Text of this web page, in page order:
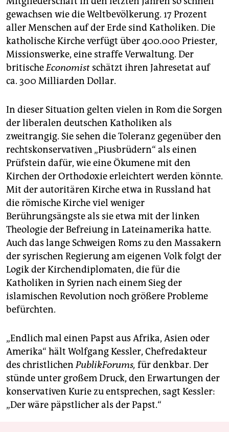
gewachsen wie die Weltbevölkerung. 17 Prozent
aller Menschen auf der Erde sind Katholiken. Die
katholische Kirche verfügt über 400.000 Priester,
Missionswerke, eine straffe Verwaltung. Der
britischeEconomist schätzt ihren Jahresetat auf
ca. 300 Milliarden Dollar.
In dieser Situation gelten vielen in Rom die Sorgen
der liberalen deutschen Katholiken als
zweitrangig. Sie sehen die Toleranz gegenüber den
rechtskonservativen „Piusbrüdern“ als einen
Prüfstein dafür, wie eine Ökumene mit den
Kirchen der Orthodoxie erleichtert werden könnte.
Mit der autoritären Kirche etwa in Russland hat
die römische Kirche viel weniger
Berührungsängste als sie etwa mit der linken
Theologie der Befreiung in Lateinamerika hatte.
Auch das lange Schweigen Roms zu den Massakern
der syrischen Regierung am eigenen Volk folgt der
Logik der Kirchendiplomaten, die für die
Katholiken in Syrien nach einem Sieg der
islamischen Revolution noch größere Probleme
befürchten.
„Endlich mal einen Papst aus Afrika, Asien oder
Amerika“ hält Wolfgang Kessler, Chefredakteur
des christlichenPublikForums, für denkbar. Der
stünde unter großem Druck, den Erwartungen der
konservativen Kurie zu entsprechen, sagt Kessler:
„Der wäre päpstlicher als der Papst.“